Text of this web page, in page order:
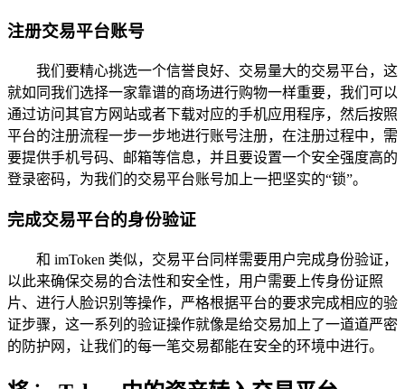
注册交易平台账号
我们要精心挑选一个信誉良好、交易量大的交易平台，这
就如同我们选择一家靠谱的商场进行购物一样重要，我们可以
通过访问其官方网站或者下载对应的手机应用程序，然后按照
平台的注册流程一步一步地进行账号注册，在注册过程中，需
要提供手机号码、邮箱等信息，并且要设置一个安全强度高的
登录密码，为我们的交易平台账号加上一把坚实的“锁”。
完成交易平台的身份验证
和 imToken 类似，交易平台同样需要用户完成身份验证，
以此来确保交易的合法性和安全性，用户需要上传身份证照
片、进行人脸识别等操作，严格根据平台的要求完成相应的验
证步骤，这一系列的验证操作就像是给交易加上了一道道严密
的防护网，让我们的每一笔交易都能在安全的环境中进行。